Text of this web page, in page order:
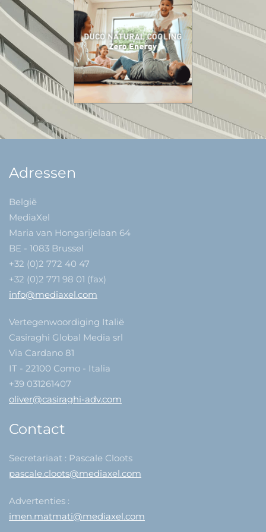
Adressen
België
MediaXel
Maria van Hongarijelaan 64
BE - 1083 Brussel
+32 (0)2 772 40 47
+32 (0)2 771 98 01 (fax)
info@mediaxel.com
Vertegenwoordiging Italië
Casiraghi Global Media srl
Via Cardano 81
IT - 22100 Como - Italia
+39 031261407
oliver@casiraghi-adv.com
Contact
Secretariaat : Pascale Cloots
pascale.cloots@mediaxel.com
Advertenties :
imen.matmati@mediaxel.com